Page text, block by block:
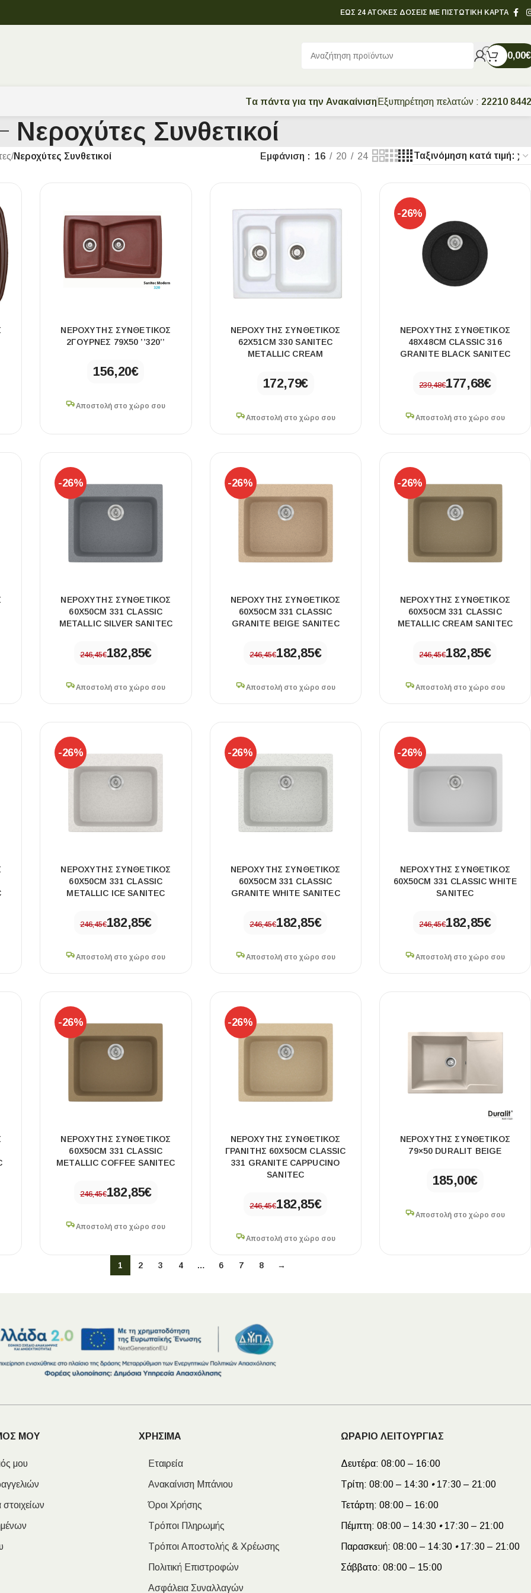
ΕΩΣ 24 ΑΤΟΚΕΣ ΔΟΣΕΙΣ ΜΕ ΠΙΣΤΩΤΙΚΗ ΚΑΡΤΑ
0,00€
Οδηγός Αγοράς Πλακιδίων
ΠΛΑΚΑΚΙ NIGHT LUX MATT 60X120 ΠΡΩΤΗ
ΠΟΙΟΤΗΤΑ
Μοντέρνο μαύρο ματ, μαρμάρινο εφέ, ρεκτιφιέ πλακίδιο πορσελάνης
Tα πάντα για την Ανακαίνιση Εξυπηρέτηση πελατών : 22210
Νεροχύτες Συνθετικοί
/Νεροχύτες Συνθετικοί Εμφάνιση 16 20 24
ΝΕΡΟΧΥΤΗΣ ΣΥΝΘΕΤΙΚΟΣ
2ΓΟΥΡΝΕΣ 79Χ50 ’’320’’
156,20€
Αποστολή στο χώρο σου
ΝΕΡΟΧΥΤΗΣ ΣΥΝΘΕΤΙΚΟΣ
62X51CM 330 SANITEC
METALLIC CREAM
172,79€
Αποστολή στο χώρο σου
-26%
ΝΕΡΟΧΥΤΗΣ ΣΥΝΘΕΤΙΚΟΣ
48X48CM CLASSIC 316
GRANITE BLACK SANITEC
239,48€177,68€
Αποστολή στο χώρο σου
-26%
ΝΕΡΟΧΥΤΗΣ ΣΥΝΘΕΤΙΚΟΣ
60X50CM 331 CLASSIC
METALLIC SILVER SANITEC
246,45€182,85€
Αποστολή στο χώρο σου
-26%
ΝΕΡΟΧΥΤΗΣ ΣΥΝΘΕΤΙΚΟΣ
60X50CM 331 CLASSIC
GRANITE BEIGE SANITEC
246,45€182,85€
Αποστολή στο χώρο σου
-26%
ΝΕΡΟΧΥΤΗΣ ΣΥΝΘΕΤΙΚΟΣ
60X50CM 331 CLASSIC
METALLIC CREAM SANITEC
246,45€182,85€
Αποστολή στο χώρο σου
-26%
ΝΕΡΟΧΥΤΗΣ ΣΥΝΘΕΤΙΚΟΣ
60X50CM 331 CLASSIC
METALLIC ICE SANITEC
246,45€182,85€
Αποστολή στο χώρο σου
-26%
ΝΕΡΟΧΥΤΗΣ ΣΥΝΘΕΤΙΚΟΣ
60X50CM 331 CLASSIC
GRANITE WHITE SANITEC
246,45€182,85€
Αποστολή στο χώρο σου
-26%
ΝΕΡΟΧΥΤΗΣ ΣΥΝΘΕΤΙΚΟΣ
60X50CM 331 CLASSIC WHITE
SANITEC
246,45€182,85€
Αποστολή στο χώρο σου
-26%
ΝΕΡΟΧΥΤΗΣ ΣΥΝΘΕΤΙΚΟΣ
60X50CM 331 CLASSIC
METALLIC COFFEE SANITEC
246,45€182,85€
Αποστολή στο χώρο σου
-26%
ΝΕΡΟΧΥΤΗΣ ΣΥΝΘΕΤΙΚΟΣ
ΓΡΑΝΙΤΗΣ 60X50CM CLASSIC
331 GRANITE CAPPUCINO
SANITEC
246,45€182,85€
Αποστολή στο χώρο σου
ΝΕΡΟΧΥΤΗΣ ΣΥΝΘΕΤΙΚΟΣ
79×50 DURALIT BEIGE
185,00€
Αποστολή στο χώρο σου
1 2 3 4 … 6 7 8 →
ΜΟΥ
μου
ΧΡΗΣΙΜΑ
Εταιρεία
Ανακαίνιση Μπάνιου
Όροι Χρήσης
Τρόποι Πληρωμής
Τρόποι Αποστολής & Χρέωσης
Πολιτική Επιστροφών
Ασφάλεια Συναλλαγών
ΩΡΑΡΙΟ ΛΕΙΤΟΥΡΓΙΑΣ
Δευτέρα: 08:00 – 16:00
Τρίτη: 08:00 – 14:30 •17:30 – 21:00
Τετάρτη: 08:00 – 16:00
Πέμπτη: 08:00 – 14:30 •17:30 – 21:00
Παρασκευή: 08:00 – 14:30 •17:30 – 21:00
Σάββατο: 08:00 – 15:00